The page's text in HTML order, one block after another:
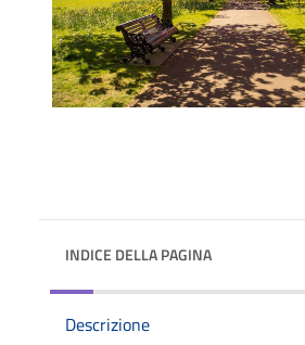
INDICE DELLA PAGINA
Descrizione